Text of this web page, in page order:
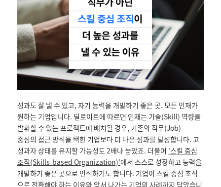
성과도 잘 낼 수 있고, 자기 능력을 개발하기 좋은 곳. 모든 인재가
원하는 기업입니다. 딜로이트에 따르면 인재는 기술(Skill) 역량을
발휘할 수 있는 프로젝트에 배치될 경우, 기존의 직무(Job)
중심의 접근 방식을 택한 기업보다 더 나은 성과를 달성합니다. 고
성과자 상태를 유지할 가능성도 2배나 높았죠. 더불어 '스킬 중심
조직(Skills-based Organization)'에서 스스로 성장하고 능력을
개발하기 좋은 곳으로 인식하기도 합니다. 기업이 스킬 중심 조직
으로 전환해야 하는 이유와 앞서 나가는 기업의 사례까지 담았습니